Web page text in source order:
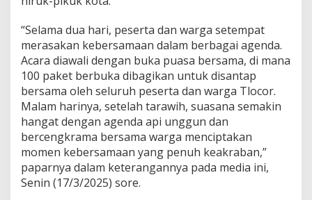
B
e
r
t
e
o
r
i
T
a
p
i
A
“Selama dua hari, peserta dan warga setempat
merasakan kebersamaan dalam berbagai agenda.
Acara diawali dengan buka puasa bersama, di mana
100 paket berbuka dibagikan untuk disantap
bersama oleh seluruh peserta dan warga Tlocor.
Malam harinya, setelah tarawih, suasana semakin
hangat dengan agenda api unggun dan
bercengkrama bersama warga menciptakan
momen kebersamaan yang penuh keakraban,”
paparnya dalam keterangannya pada media ini,
Senin (17/3/2025) sore.